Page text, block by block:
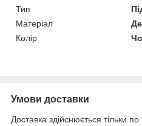
Тип
Матеріал
Колір
Умови доставки
Доставка здійснюється тільки по